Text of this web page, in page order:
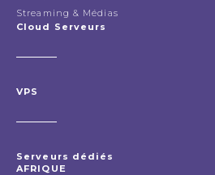
Streaming & Médias
Cloud Serveurs
VPS
Serveurs dédiés
AFRIQUE